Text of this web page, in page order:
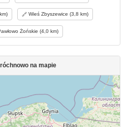
Wieś Zbyszewice (3,8 km)
Żońskie (4,0 km)
na mapie